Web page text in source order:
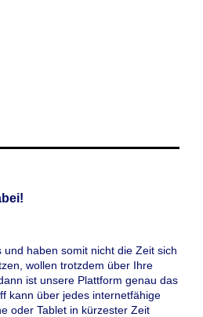
haben somit nicht die Zeit sich
wollen trotzdem über Ihre
ist unsere Plattform genau das
kann über jedes internetfähige
oder Tablet in kürzester Zeit